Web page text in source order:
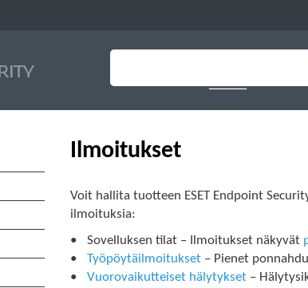
Ilmoitukset
Voit hallita tuotteen ESET Endpoint
ilmoituksia:
Sovelluksen tilat – Ilmoitukset näkyvät
Työpöytäilmoitukset– Pienet
Vuorovaikutteiset hälytykset–